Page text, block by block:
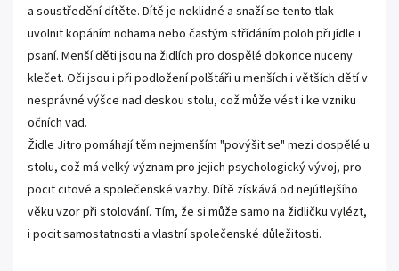
a soustředění dítěte. Dítě je neklidné a snaží se tento tlak
uvolnit kopáním nohama nebo častým střídáním poloh při jídle i
psaní. Menší děti jsou na židlích pro dospělé dokonce nuceny
klečet. Oči jsou i při podložení polštáři u menších i větších dětí v
nesprávné výšce nad deskou stolu, což může vést i ke vzniku
očních vad.
Židle Jitro pomáhají těm nejmenším "povýšit se" mezi dospělé u
stolu, což má velký význam pro jejich psychologický vývoj, pro
pocit citové a společenské vazby. Dítě získává od nejútlejšího
věku vzor při stolování. Tím, že si může samo na židličku vylézt,
i pocit samostatnosti a vlastní společenské důležitosti.